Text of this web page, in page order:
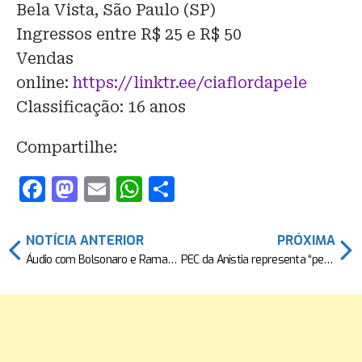
Bela Vista, São Paulo (SP)
Ingressos entre R$ 25 e R$ 50
Vendas
online: https://linktr.ee/ciaflordapele
Classificação: 16 anos
Compartilhe:
F
c
e
b
M
st
o
d
E
ai
l
W
at
s
A
e
NOTÍCIA ANTERIOR
Áudio com Bolsonaro e Ramagem mostra suposto plano de interferência em investigação, diz PF
PRÓXIMA
PEC da Anistia representa “perdão completo para irregularidades dos partidos políticos“, diz especialista